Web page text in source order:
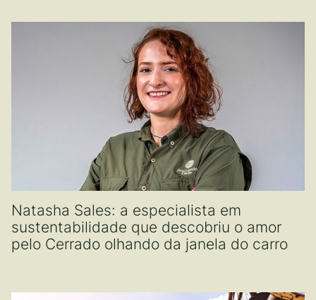
Natasha Sales: a especialista em
sustentabilidade que descobriu o amor
pelo Cerrado olhando da janela do carro